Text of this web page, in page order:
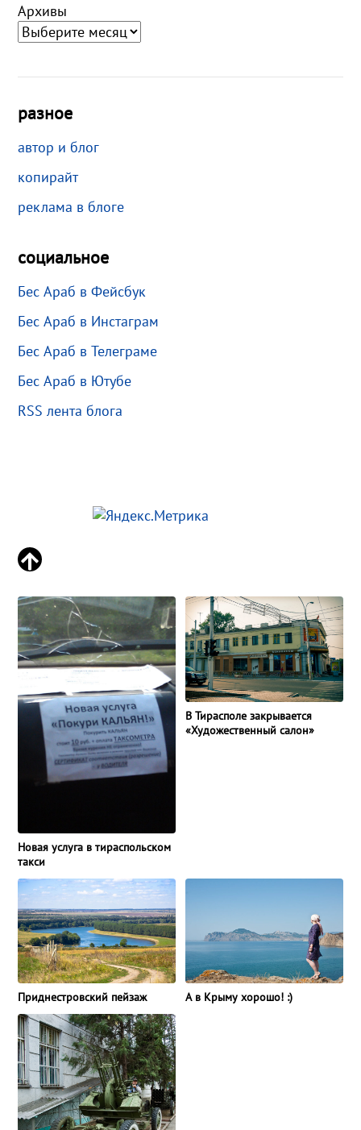
Архивы
разное
автор и блог
копирайт
реклама в блоге
социальное
Бес Араб в Фейсбук
Бес Араб в Инстаграм
Бес Араб в Телеграме
Бес Араб в Ютубе
RSS лента блога
Новая услуга в тираспольском
такси
В Тирасполе закрывается
«Художественный салон»
Приднестровский пейзаж А в Крыму хорошо! :)